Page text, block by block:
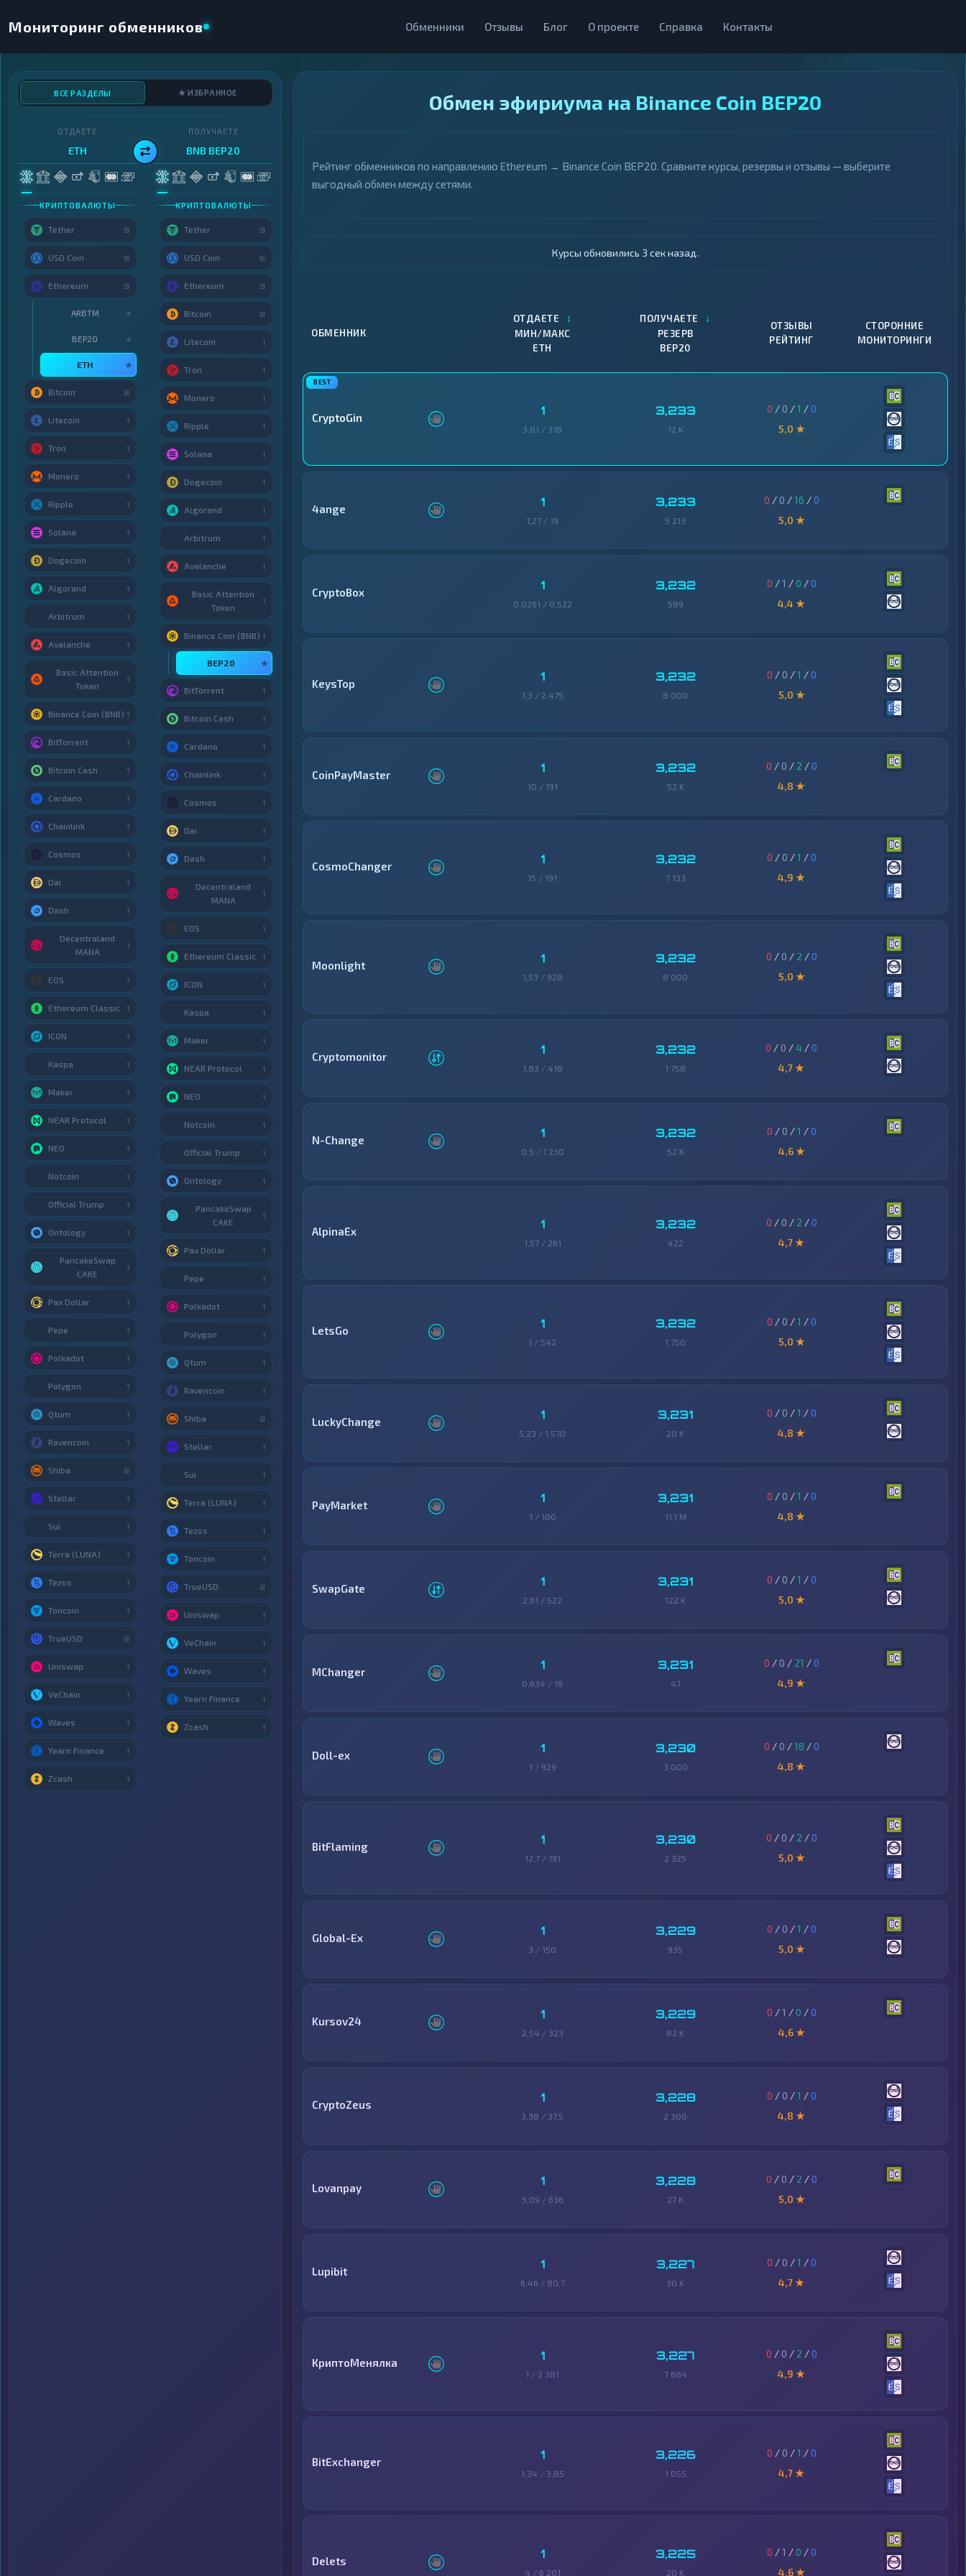
Мониторинг обменников Обменники Отзывы Блог О проекте Справка Контакты
Обмен эфириума на Binance Coin BEP20
Рейтинг обменников по направлению Ethereum → Binance Coin BEP20. Сравните курсы, резервы и отзывы — выберите
выгодный обмен между сетями.
Курсы обновились 4 сек назад.
ОБМЕННИК
ОТДАЕТЕ ↕
МИН/МАКС
ETH
ПОЛУЧАЕТЕ ↓
РЕЗЕРВ
BEP20
ОТЗЫВЫ
РЕЙТИНГ
СТОРОННИЕ
МОНИТОРИНГИ
CryptoGin 1
3,81 / 318
3,233
12 K
0 / 0 /1 /0
5,0 ★
4ange 1
1,27 / 19
3,233
5 213
0 / 0 /16 /0
5,0 ★
CryptoBox 1
0,0261 / 0,522
3,232
589
0 /1 / 0 /0
4,4 ★
KeysTop 1
1,3 / 2 475
3,232
8 000
0 / 0 /1 /0
5,0 ★
CoinPayMaster 1
10 / 191
3,232
52 K
0 / 0 / 2 /0
4,8 ★
CosmoChanger 1
15 / 191
3,232
7 133
0 / 0 /1 /0
4,9 ★
Moonlight 1
1,53 / 928
3,232
8 000
0 / 0 / 2 /0
5,0 ★
Cryptomonitor 1
1,83 / 418
3,232
1 758
0 / 0 / 4 /0
4,7 ★
N-Change 1
0,5 / 1 230
3,232
52 K
0 / 0 /1 /0
4,6 ★
AlpinaEx 1
1,57 / 261
3,232
422
0 / 0 / 2 /0
4,7 ★
LetsGo 1
1 / 542
3,232
1 750
0 / 0 /1 /0
5,0 ★
LuckyChange 1
5,23 / 1 570
3,231
20 K
0 / 0 /1 /0
4,8 ★
PayMarket 1
1 / 100
3,231
11,1 M
0 / 0 /1 /0
4,8 ★
SwapGate 1
2,61 / 522
3,231
122 K
0 / 0 /1 /0
5,0 ★
MChanger 1
0,634 / 19
3,231
47
0 / 0 / 21 /0
4,9 ★
Doll-ex 1
1 / 929
3,230
3 000
0 / 0 /18 /0
4,8 ★
BitFlaming 1
12,7 / 191
3,230
2 325
0 / 0 / 2 /0
5,0 ★
Global-Ex 1
3 / 150
3,229
935
0 / 0 /1 /0
5,0 ★
Kursov24 1
2,54 / 323
3,229
82 K
0 /1 / 0 /0
4,6 ★
CryptoZeus 1
3,38 / 37,5
3,228
2 300
0 / 0 /1 /0
4,8 ★
Lovanpay 1
5,09 / 636
3,228
27 K
0 / 0 / 2 /0
5,0 ★
Lupibit 1
6,46 / 80,7
3,227
30 K
0 / 0 /1 /0
4,7 ★
КриптоМенялка 1
1 / 2 381
3,227
7 684
0 / 0 / 2 /0
4,9 ★
BitExchanger 1
1,34 / 3,85
3,226
1 055
0 / 0 /1 /0
4,7 ★
Delets 1
4 / 6 201
3,225
20 K
0 /1 / 0 /0
4,6 ★
ВСЕ РАЗДЕЛЫ ★ ИЗБРАННОЕ
ОТДАЁТЕ
ETH
КРИПТОВАЛЮТЫ
Tether 9
USD Coin 5
Ethereum 3
ARBTM ★
BEP20 ★
ETH ★
Bitcoin 2
Litecoin 1
Tron 1
Monero 1
Ripple 1
Solana 1
Dogecoin 1
Algorand 1
Arbitrum 1
Avalanche 1
Basic Attention
Token
1
Binance Coin (BNB) 1
BitTorrent 1
Bitcoin Cash 1
Cardano 1
Chainlink 1
Cosmos 1
Dai 1
Dash 1
Decentraland
MANA
1
EOS 1
Ethereum Classic 1
ICON 1
Kaspa 1
Maker 1
NEAR Protocol 1
NEO 1
Notcoin 1
Official Trump 1
Ontology 1
PancakeSwap
CAKE
1
Pax Dollar 1
Pepe 1
Polkadot 1
Polygon 1
Qtum 1
Ravencoin 1
Shiba 2
Stellar 1
Sui 1
Terra (LUNA) 1
Tezos 1
Toncoin 1
TrueUSD 2
Uniswap 1
VeChain 1
Waves 1
Yearn Finance 1
Zcash 1
ПОЛУЧАЕТЕ
BNB BEP20
КРИПТОВАЛЮТЫ
Tether 9
USD Coin 5
Ethereum 3
Bitcoin 2
Litecoin 1
Tron 1
Monero 1
Ripple 1
Solana 1
Dogecoin 1
Algorand 1
Arbitrum 1
Avalanche 1
Basic Attention
Token
1
Binance Coin (BNB) 1
BEP20 ★
BitTorrent 1
Bitcoin Cash 1
Cardano 1
Chainlink 1
Cosmos 1
Dai 1
Dash 1
Decentraland
MANA
1
EOS 1
Ethereum Classic 1
ICON 1
Kaspa 1
Maker 1
NEAR Protocol 1
NEO 1
Notcoin 1
Official Trump 1
Ontology 1
PancakeSwap
CAKE
1
Pax Dollar 1
Pepe 1
Polkadot 1
Polygon 1
Qtum 1
Ravencoin 1
Shiba 2
Stellar 1
Sui 1
Terra (LUNA) 1
Tezos 1
Toncoin 1
TrueUSD 2
Uniswap 1
VeChain 1
Waves 1
Yearn Finance 1
Zcash 1